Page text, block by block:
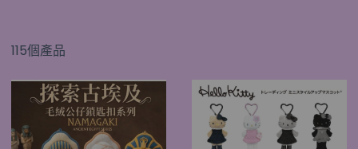
115個產品